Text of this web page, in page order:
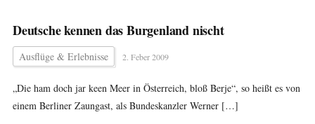
Deutsche kennen das Burgenland nischt
Ausflüge & Erlebnisse 2. Feber 2009
„Die ham doch jar keen Meer in Österreich, bloß Berje“, so heißt es von
einem Berliner Zaungast, als Bundeskanzler Werner […]